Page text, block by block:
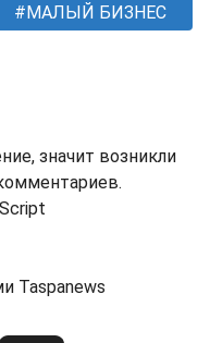
МАЛЫЙ БИЗНЕС
значит возникли
Taspanews